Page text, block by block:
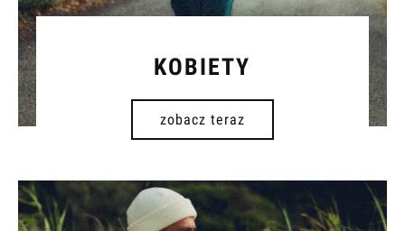
KOBIETY
zobacz teraz